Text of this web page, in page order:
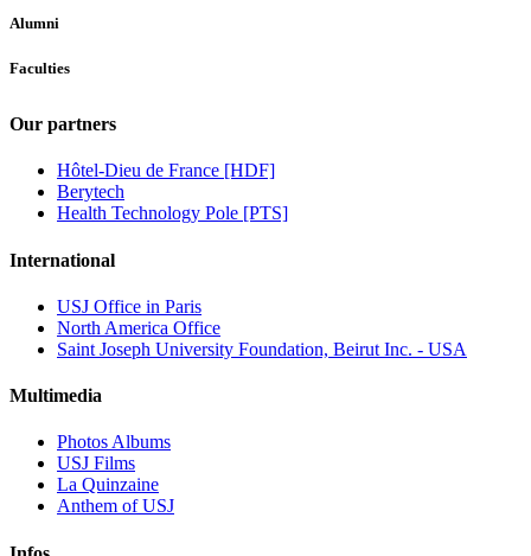
Alumni
Faculties
Our partners
Hôtel-Dieu de France [HDF]
Berytech
Health Technology Pole [PTS]
International
USJ Office in Paris
North America Office
Saint Joseph University Foundation, Beirut Inc. - USA
Multimedia
Photos Albums
USJ Films
La Quinzaine
Anthem of USJ